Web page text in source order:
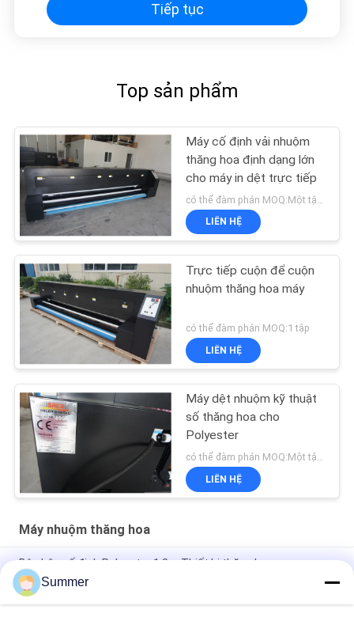
Tiếp tục
Top sản phẩm
Máy cố định vải nhuộm
thăng hoa định dạng lớn
cho máy in dệt trực tiếp
LIÊN HỆ
Trực tiếp cuộn để cuộn
nhuộm thăng hoa máy
có thể đàm phán MOQ:1 tập
LIÊN HỆ
Máy dệt nhuộm kỹ thuật
số thăng hoa cho
Polyester
có thể đàm phán MOQ:Một tập hợp
LIÊN HỆ
Máy nhuộm thăng hoa
Bộ phận cố định Polyester 1,8m Thiết bị thăng hoa
Ba thiết bị thăng hoa thuốc nhuộm Epson 4720 với mực gốc /
phân tán
Summer